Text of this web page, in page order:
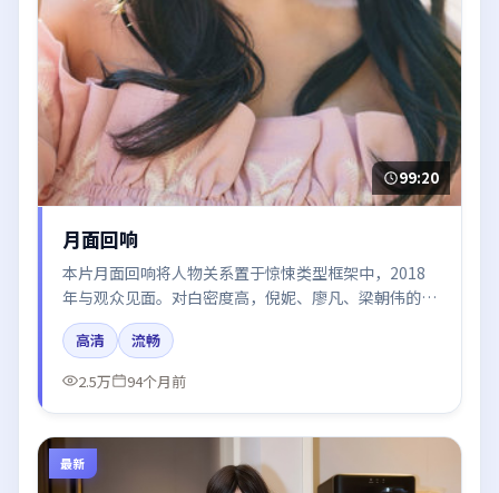
99:20
月面回响
本片月面回响将人物关系置于惊悚类型框架中，2018
年与观众见面。对白密度高，倪妮、廖凡、梁朝伟的台
词节奏值得关注；整体气质偏英国都市与冷色调摄影。
高清
流畅
2.5万
94个月前
最新